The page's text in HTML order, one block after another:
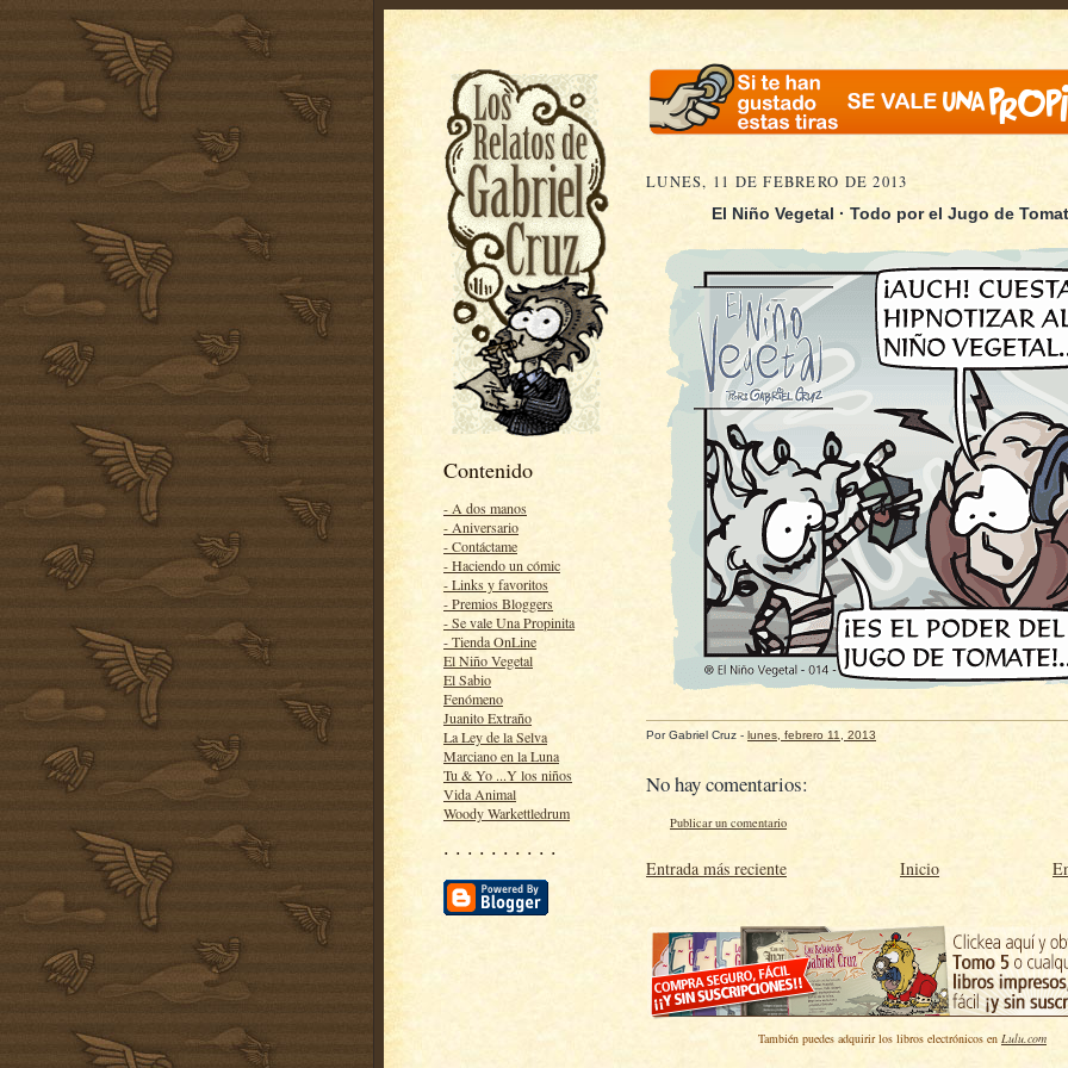
Contenido
- A dos manos
- Aniversario
- Contáctame
- Haciendo un cómic
- Links y favoritos
- Premios Bloggers
- Se vale Una Propinita
- Tienda OnLine
El Niño Vegetal
El Sabio
Fenómeno
Juanito Extraño
La Ley de la Selva
Marciano en la Luna
Tu & Yo ...Y los niños
Vida Animal
Woody Warkettledrum
· · · · · · · · · ·
LUNES, 11 DE FEBRERO DE 2013
El Niño Vegetal · Todo por el Jugo de
PorGabriel Cruz - lunes, febrero 11, 2013
No hay comentarios:
Publicar un comentario
Entrada más reciente Inicio
También puedes adquirir los libros electrónicos en Lulu.com